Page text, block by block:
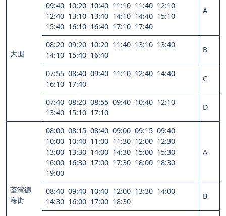
大围
09:40 10:20 10:40 11:10 11:40 12:10
12:40 13:10 13:40 14:10 14:40 15:10
15:40 16:10 16:40 17:10 17:40
A
08:20 09:20 10:20 11:40 13:10 13:40
14:10 15:40 16:40
B
07:55 08:40 09:40 11:10 12:40 14:40
16:10 17:40
C
07:40 08:20 08:55 09:40 10:40 12:10
13:40 15:10 17:10
D
荃湾德
海街
08:00 08:15 08:40 09:00 09:15 09:40
10:00 10:40 11:00 11:30 12:00 12:30
13:00 13:30 14:00 14:30 15:00 15:30
16:00 16:30 17:00 17:30 18:00 18:30
19:00
A
08:40 09:40 10:40 12:00 13:30 14:00
14:30 16:00 17:00 18:30
B